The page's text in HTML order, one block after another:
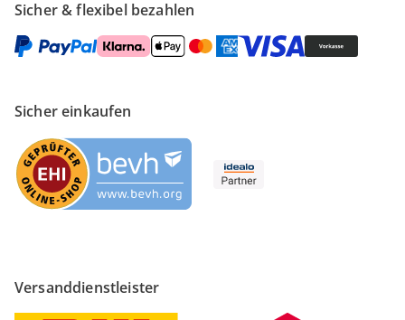
Sicher & flexibel bezahlen
Sicher einkaufen
Versanddienstleister